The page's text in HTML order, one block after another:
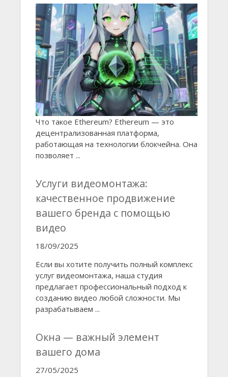
Что такое Ethereum? Ethereum — это
децентрализованная платформа,
работающая на технологии блокчейна. Она
позволяет ...
Услуги видеомонтажа:
качественное продвижение
вашего бренда с помощью
видео
18/09/2025
Если вы хотите получить полный комплекс
услуг видеомонтажа, наша студия
предлагает профессиональный подход к
созданию видео любой сложности. Мы
разрабатываем ...
Окна — важный элемент
вашего дома
27/05/2025